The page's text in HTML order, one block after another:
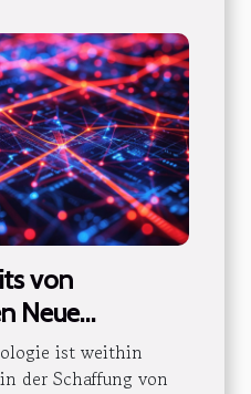
von
Neue
Potenziale für
ist weithin
der Schaffung von